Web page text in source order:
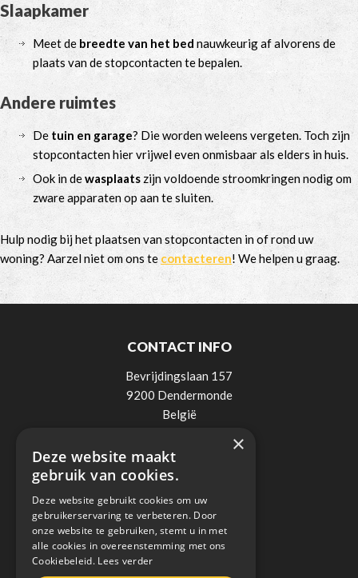
Slaapkamer
Meet de breedte van het bed nauwkeurig af alvorens de
plaats van de stopcontacten te bepalen.
Andere ruimtes
De tuin en garage? Die worden weleens vergeten. Toch zijn
stopcontacten hier vrijwel even onmisbaar als elders in huis.
Ook in dewasplaatszijn voldoende stroomkringen nodig om
zware apparaten op aan te sluiten.
Hulp nodig bij het plaatsen van stopcontacten in of rond uw
woning? Aarzel niet om ons te contacteren! We helpen u graag.
CONTACT INFO
Bevrijdingslaan 157
9200 Dendermonde
België
0498 / 521 900
info@lee-elektro.be
×
Deze website maakt
gebruik van cookies.
Deze website gebruikt cookies om uw
gebruikerservaring te verbeteren. Door
onze website te gebruiken, stemt u in met
alle cookies in overeenstemming met ons
Cookiebeleid. Lees verder